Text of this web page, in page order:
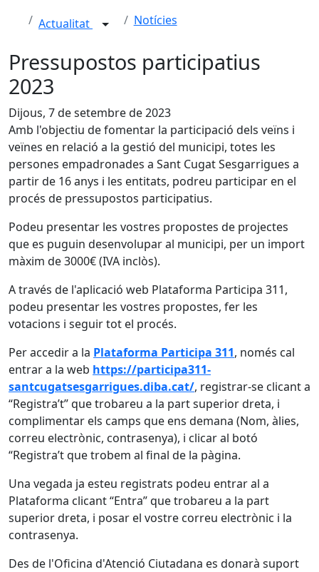
Actualitat Notícies
Pressupostos participatius
2023
Dijous, 7 de setembre de 2023
Amb l'objectiu de fomentar la participació dels veïns i
veïnes en relació a la gestió del municipi, totes les
persones empadronades a Sant Cugat Sesgarrigues a
partir de 16 anys i les entitats, podreu participar en el
procés de pressupostos participatius.
Podeu presentar les vostres propostes de projectes
que es puguin desenvolupar al municipi, per un import
màxim de 3000€ (IVA inclòs).
A través de l'aplicació web Plataforma Participa 311,
podeu presentar les vostres propostes, fer les
votacions i seguir tot el procés.
Per accedir a la Plataforma Participa 311, només cal
entrar a la web https://participa311-
santcugatsesgarrigues.diba.cat/, registrar-se clicant a
“Registra’t” que trobareu a la part superior dreta, i
complimentar els camps que ens demana (Nom, àlies,
correu electrònic, contrasenya), i clicar al botó
“Registra’t que trobem al final de la pàgina.
Una vegada ja esteu registrats podeu entrar al a
Plataforma clicant “Entra” que trobareu a la part
superior dreta, i posar el vostre correu electrònic i la
contrasenya.
Des de l'Oficina d'Atenció Ciutadana es donarà suport